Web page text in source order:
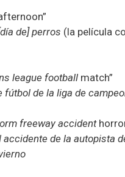
de] perros (la película
league football match”
fútbol de la liga de
freeway accident
accidente de la autopista